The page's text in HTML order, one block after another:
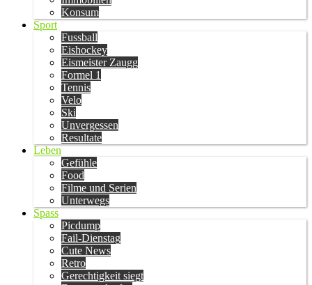
Konsum
Sport
Fussball
Eishockey
Eismeister Zaugg
Formel 1
Tennis
Velo
Ski
Unvergessen
Resultate
Leben
Gefühle
Food
Filme und Serien
Unterwegs
Spass
Picdump
Fail-Dienstag
Cute News
Retro
Gerechtigkeit siegt